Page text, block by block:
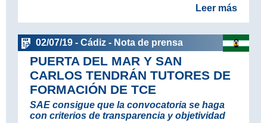
Leer más
02/07/19 - Cádiz - Nota de prensa
PUERTA DEL MAR Y SAN
CARLOS TENDRÁN TUTORES DE
FORMACIÓN DE TCE
SAE consigue que la convocatoria se haga
con criterios de transparencia y objetividad